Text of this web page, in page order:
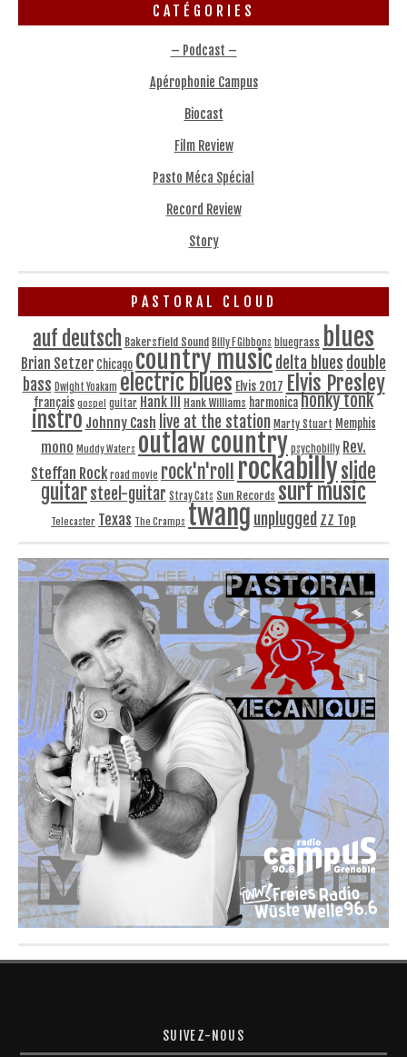
CATÉGORIES
– Podcast –
Apérophonie Campus
Biocast
Film Review
Pasto Méca Spécial
Record Review
Story
PASTORAL CLOUD
auf deutsch Bakersfield Sound Billy F Gibbons bluegrass blues
Brian Setzer Chicago country musicdelta blues double
bass Dwight Yoakam electric blues Elvis 2017 Elvis Presley
français gospel guitar Hank III Hank Williams harmonicahonky tonk
instro Johnny Cash live at the station Marty Stuart Memphis
mono Muddy Waters outlaw country psychobilly Rev.
Steffan Rock road movie rock'n'roll rockabillyslide
guitarsteel-guitar Stray Cats Sun Records surf music
Telecaster Texas The Cramps twang unplugged ZZ Top
SUIVEZ-NOUS